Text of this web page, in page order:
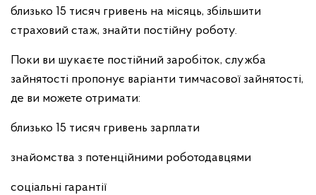
близько 15 тисяч гривень на місяць, збільшити
страховий стаж, знайти постійну роботу.
Поки ви шукаєте постійний заробіток, служба
зайнятості пропонує варіанти тимчасової зайнятості,
де ви можете отримати:
близько 15 тисяч гривень зарплати
знайомства з потенційними роботодавцями
соціальні гарантії